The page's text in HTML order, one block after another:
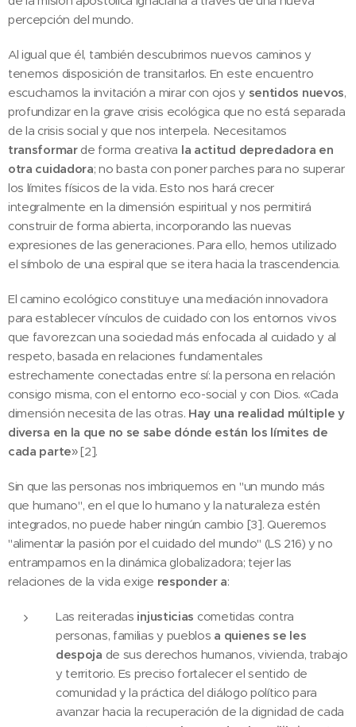
percepción del mundo.
Al igual que él, también descubrimos nuevos caminos y
tenemos disposición de transitarlos. En este encuentro
escuchamos la invitación a mirar con ojos y sentidos nuevos,
profundizar en la grave crisis ecológica que no está separada
de la crisis social y que nos interpela. Necesitamos
transformarde forma creativa la actitud depredadora en
otra cuidadora; no basta con poner parches para no superar
los límites físicos de la vida. Esto nos hará crecer
integralmente en la dimensión espiritual y nos permitirá
construir de forma abierta, incorporando las nuevas
expresiones de las generaciones. Para ello, hemos utilizado
el símbolo de una espiral que se itera hacia la trascendencia.
El camino ecológico constituye una mediación innovadora
para establecer vínculos de cuidado con los entornos vivos
que favorezcan una sociedad más enfocada al cuidado y al
respeto, basada en relaciones fundamentales
estrechamente conectadas entre sí: la persona en relación
consigo misma, con el entorno eco-social y con Dios. «Cada
dimensión necesita de las otras. Hay una realidad múltiple y
diversa en la que no se sabe dónde están los límites de
cada parte» [2].
Sin que las personas nos imbriquemos en "un mundo más
que humano", en el que lo humano y la naturaleza estén
integrados, no puede haber ningún cambio [3]. Queremos
"alimentar la pasión por el cuidado del mundo" (LS 216) y no
entramparnos en la dinámica globalizadora; tejer las
relaciones de la vida exige responder a:
Las reiteradas injusticias cometidas contra
personas, familias y pueblos a quienes se les
despoja de sus derechos humanos, vivienda, trabajo
y territorio. Es preciso fortalecer el sentido de
comunidad y la práctica del diálogo político para
avanzar hacia la recuperación de la dignidad de cada